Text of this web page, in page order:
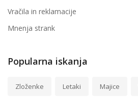
Vračila in reklamacije
Mnenja strank
Popularna iskanja
Zloženke Letaki Majice